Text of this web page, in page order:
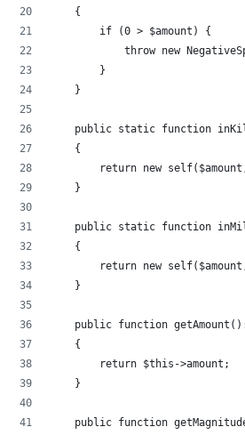
    {
        if (0 > $amount) {
throw new
        }
    }
public static function
    {
return new
    }
public static function
    {
return new
    }
public function
    {
        return $this->amount;
    }
public function